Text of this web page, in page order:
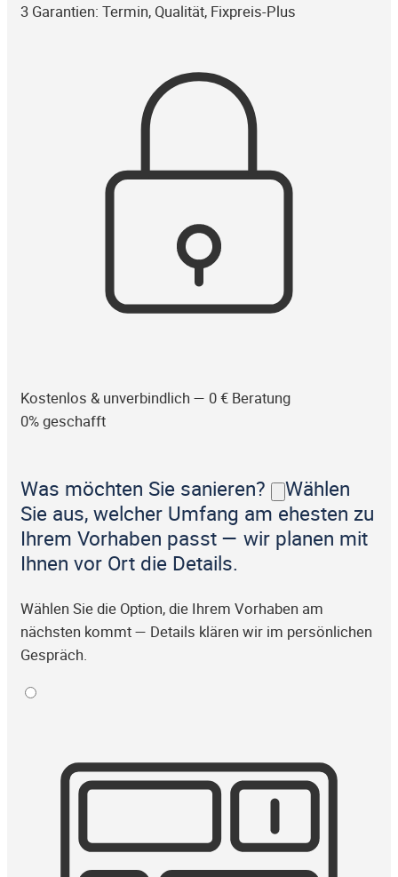
3 Garantien: Termin, Qualität, Fixpreis-Plus
Kostenlos & unverbindlich — 0 € Beratung
0% geschafft
Was möchten Sie sanieren?
Wählen
Sie aus, welcher Umfang am ehesten zu
Ihrem Vorhaben passt — wir planen mit
Ihnen vor Ort die Details.
Wählen Sie die Option, die Ihrem Vorhaben am
nächsten kommt — Details klären wir im persönlichen
Gespräch.